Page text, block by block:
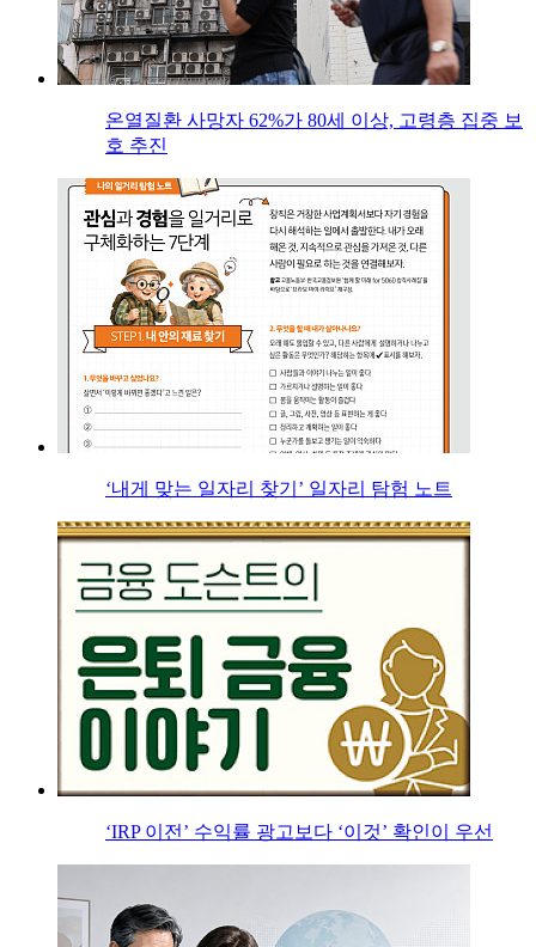
온열질환 사망자 62%가 80세 이상, 고령층 집중 보
호 추진
‘내게 맞는 일자리 찾기’ 일자리 탐험 노트
‘IRP 이전’ 수익률 광고보다 ‘이것’ 확인이 우선